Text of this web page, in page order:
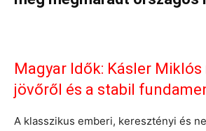
Magyar Idők: Kásler
jövőről és a stabil
A klasszikus emberi, keresztényi és